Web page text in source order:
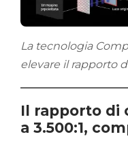
La tecnologia
elevare il rapporto
Il rapporto di
a 3.500:1,